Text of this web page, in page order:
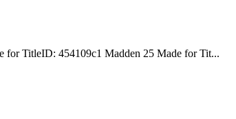
TitleID: 454109c1 Madden 25 Made for Tit...